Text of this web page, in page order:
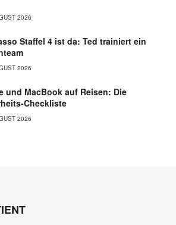
2026
Staffel 4 ist da: Ted trainiert ein
2026
und MacBook auf Reisen: Die
Checkliste
2026